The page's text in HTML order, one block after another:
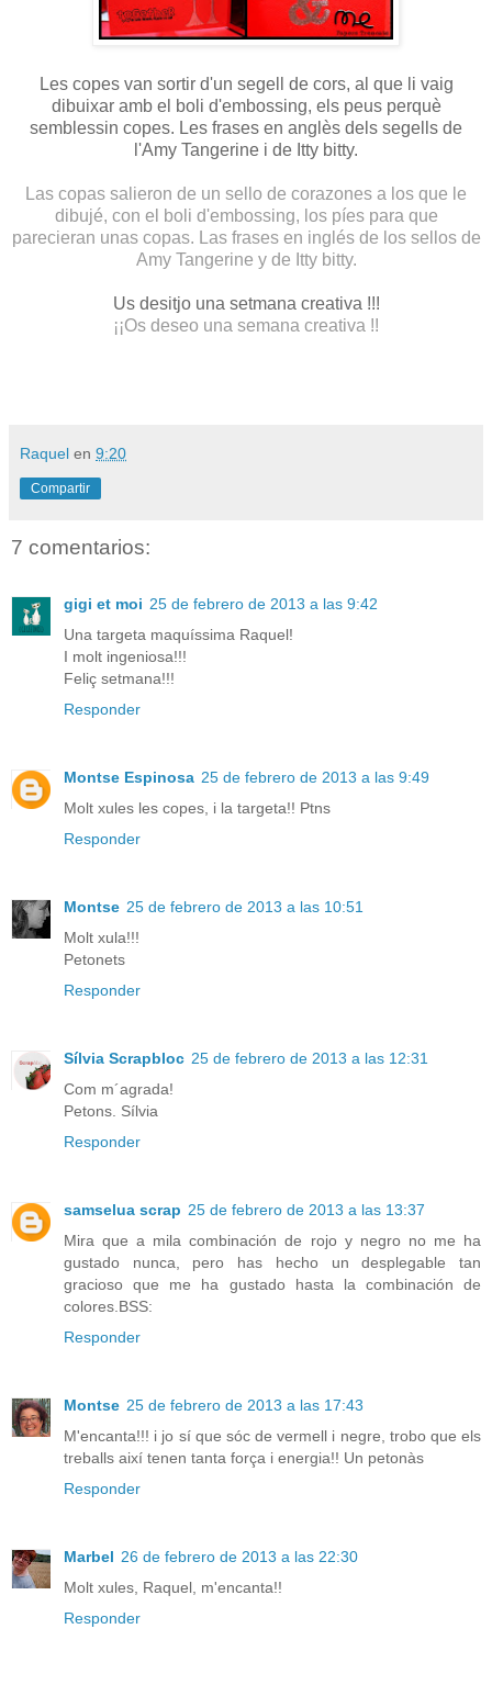
Les copes van sortir d'un segell de cors, al que li vaig
dibuixar amb el boli d'embossing, els peus perquè
semblessin copes. Les frases en anglès dels segells de
l'Amy Tangerine i de Itty bitty.
Las copas salieron de un sello de corazones a los que le
dibujé, con el boli d'embossing, los píes para que
parecieran unas copas. Las frases en inglés de los sellos de
Amy Tangerine y de Itty bitty.
Us desitjo una setmana creativa !!!
¡¡Os deseo una semana creativa !!
Raquel en 9:20
Compartir
7 comentarios:
gigi et moi 25 de febrero de 2013 a las 9:42
Una targeta maquíssima Raquel!
I molt ingeniosa!!!
Feliç setmana!!!
Responder
Montse Espinosa 25 de febrero de 2013 a las 9:49
Molt xules les copes, i la targeta!! Ptns
Responder
Montse 25 de febrero de 2013 a las 10:51
Molt xula!!!
Petonets
Responder
Sílvia Scrapbloc 25 de febrero de 2013 a las 12:31
Com m´agrada!
Petons. Sílvia
Responder
samselua scrap 25 de febrero de 2013 a las 13:37
Mira que a mila combinación de rojo y negro no me ha
gustado nunca, pero has hecho un desplegable tan
gracioso que me ha gustado hasta la combinación de
colores.BSS:
Responder
Montse 25 de febrero de 2013 a las 17:43
M'encanta!!! i jo sí que sóc de vermell i negre, trobo que els
treballs així tenen tanta força i energia!! Un petonàs
Responder
Marbel 26 de febrero de 2013 a las 22:30
Molt xules, Raquel, m'encanta!!
Responder